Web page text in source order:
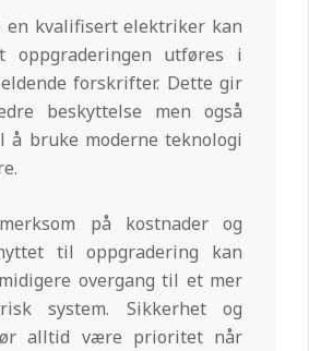
en kvalifisert elektriker kan
oppgraderingen utføres i
forskrifter. Dette gir
beskyttelse men også
å bruke moderne teknologi
på kostnader og
til oppgradering kan
overgang til et mer
system. Sikkerhet og
alltid være prioritet når